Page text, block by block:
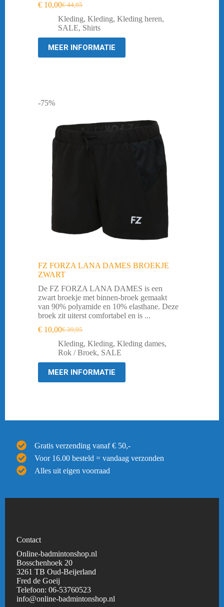
€44,95
Oorspronkelijke
prijs
was:
€ 44,95.
€ 10,00Huidige
prijs
is:
€ 10,00.
Kleding, Kleding, Kleding heren,
SALE, Shirts
MEER INFORMATIE
-75%
FZ FORZA LANA DAMES BROEKJE
ZWART
De FZ FORZA LANA DAMES is een
zwart broekje met binnen-broek gemaakt
van 90% polyamide en 10% elasthane. Deze
broek zit uiterst comfortabel en is ...
€39,95
Oorspronkelijke
prijs
was:
€ 39,95.
€ 10,00Huidige
prijs
is:
€ 10,00.
Kleding, Kleding, Kleding dames,
Rok / Broek, SALE
MEER INFORMATIE
Gratis verzending vanaf € 50,-
Voor 16.00 besteld = vandaag verzonden
Alles uit eigen voorraad
Contact
Online-badmintonshop.nl
Bosschenhoek 20
3261 TB Oud-Beijerland
Fred de Goeij
Telefoon:06-53760523
info@online-badmintonshop.nl